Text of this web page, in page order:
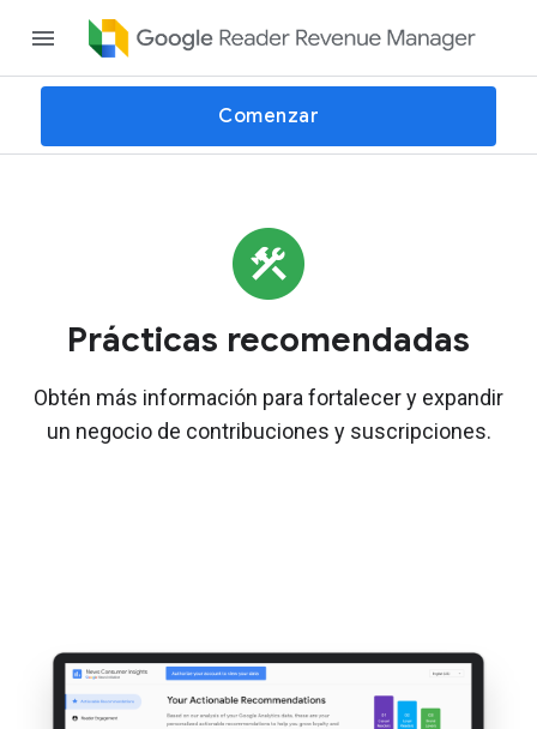
Comenzar
Prácticas recomendadas
Obtén más información para fortalecer y expandir
un negocio de contribuciones y suscripciones.